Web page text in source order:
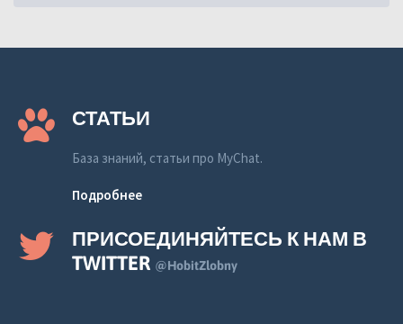
СТАТЬИ
База знаний, статьи про MyChat.
Подробнее
ПРИСОЕДИНЯЙТЕСЬ К НАМ В
TWITTER @HobitZlobny